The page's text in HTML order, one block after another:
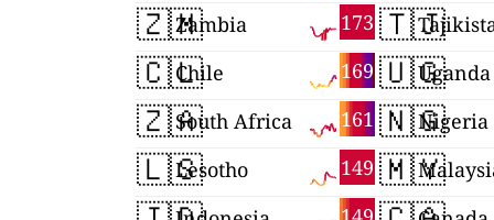
🇿🇲 173
Zambia
🇨🇱 169
Chile
🇿🇦 161
South Africa
🇱🇸 149
Lesotho
🇹🇯
🇺🇬Uganda
🇳🇬Nigeria
🇲🇾